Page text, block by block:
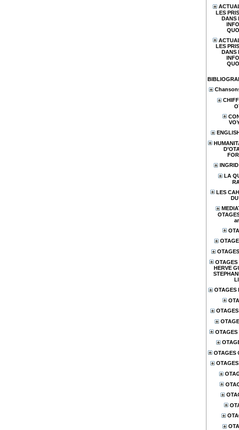
LES
DANS
LES
DANS
LA
LES
HERVE
OTAGES
OTAGES
OTAGES